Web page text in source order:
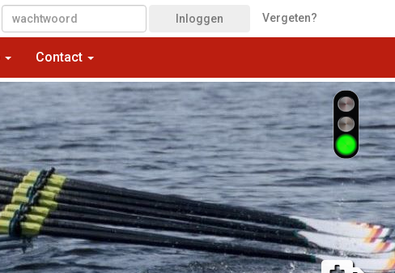
Inloggen Vergeten?
Contact